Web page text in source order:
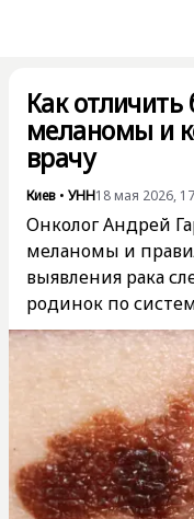
Как
меланомы и
врачу
Киев • УНН18 мая 2026,
Онколог Андрей
меланомы и
выявления рака
родинок по